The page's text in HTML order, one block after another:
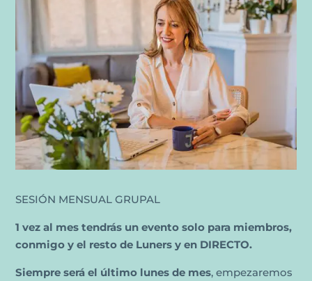
SESIÓN MENSUAL GRUPAL
1 vez al mes tendrás un evento solo para miembros,
conmigo y el resto de Luners y en DIRECTO.
Siempre será el último lunes de mes, empezaremos